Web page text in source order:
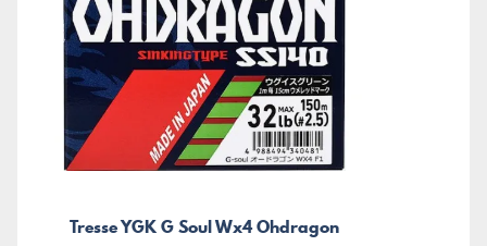
Tresse YGK G Soul Wx4 Ohdragon